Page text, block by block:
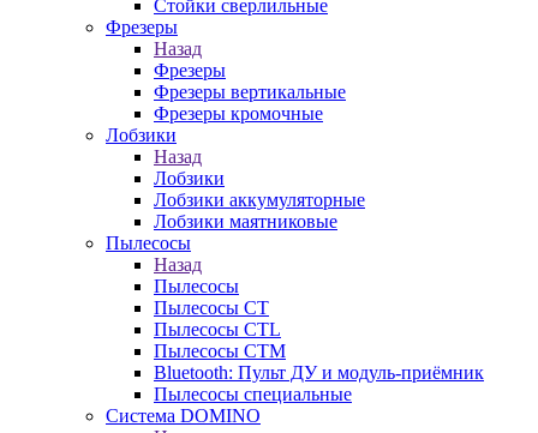
Стойки сверлильные
Фрезеры
Назад
Фрезеры
Фрезеры вертикальные
Фрезеры кромочные
Лобзики
Назад
Лобзики
Лобзики аккумуляторные
Лобзики маятниковые
Пылесосы
Назад
Пылесосы
Пылесосы CT
Пылесосы CTL
Пылесосы CTM
Bluetooth: Пульт ДУ и модуль-приёмник
Пылесосы специальные
Система DOMINO